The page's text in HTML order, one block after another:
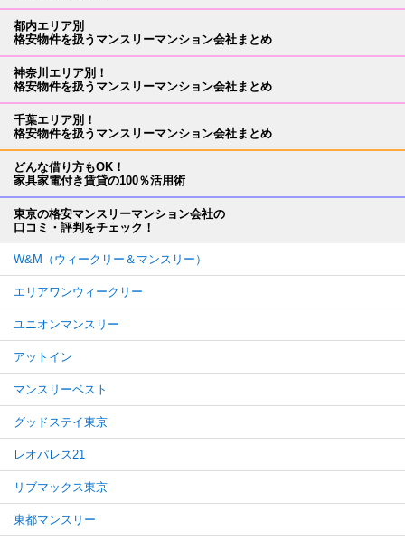
都内エリア別
格安物件を扱うマンスリーマンション会社まとめ
神奈川エリア別！
格安物件を扱うマンスリーマンション会社まとめ
千葉エリア別！
格安物件を扱うマンスリーマンション会社まとめ
どんな借り方もOK！
家具家電付き賃貸の100％活用術
東京の格安マンスリーマンション会社の
口コミ・評判をチェック！
W&M（ウィークリー＆マンスリー）
エリアワンウィークリー
ユニオンマンスリー
アットイン
マンスリーベスト
グッドステイ東京
レオパレス21
リブマックス東京
東都マンスリー